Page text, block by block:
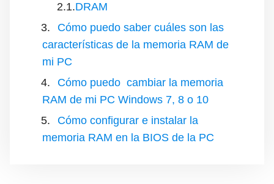
DRAM
Cómo puedo saber cuáles son las
características de la memoria RAM de
mi PC
Cómo puedo cambiar la memoria
RAM de mi PC Windows 7, 8 o 10
Cómo configurar e instalar la
memoria RAM en la BIOS de la PC